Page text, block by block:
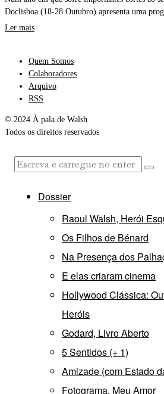
Doclisboa (18-28 Outubro) apresenta uma
Ler mais
Quem Somos
Colaboradores
Arquivo
RSS
© 2024 À pala de Walsh
Todos os direitos reservados
Dossier
Raoul Walsh, Herói
Os Filhos de Bénard
Na Presença dos
E elas criaram cinema
Hollywood Clássica:
Heróis
Godard, Livro Aberto
5 Sentidos (+ 1)
Amizade (com Estado
Fotograma, Meu Amor